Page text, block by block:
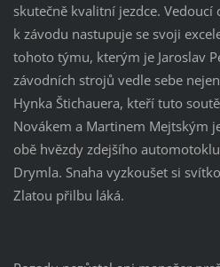
skutečně kvalitní jezdce.
k závodu nastupuje se svoji
tohoto týmu, kterým je Jaroslav
závodních strojů vedle sebe
Hynka Štichauera, kteří tuto
Novákem a Martinem Mejtským
obě hvězdy zdejšího
Drymla. Snaha vyzkoušet si
Zlatou přilbu láká.